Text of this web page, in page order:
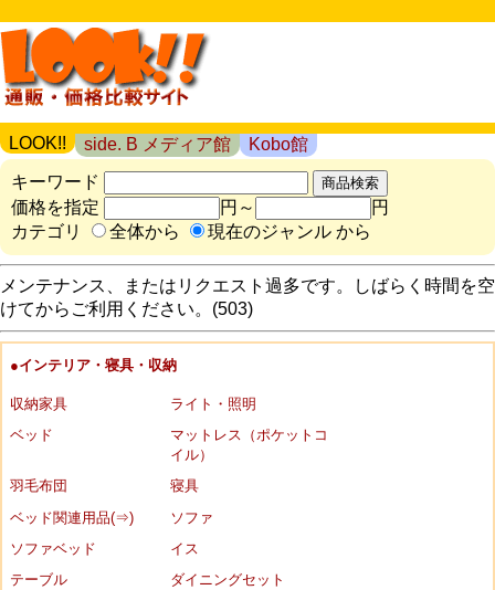
LOOK!! side. B メディア館
Kobo館
キーワード
価格を指定
円～
円
カテゴリ
全体から 現在のジャンル から
メンテナンス、またはリクエスト過多です。しばらく時間を空
けてからご利用ください。(503)
●インテリア・寝具・収納
収納家具
ライト・照明
ベッド
マットレス（ポケットコ
イル）
羽毛布団
寝具
ベッド関連用品(⇒)
ソファ
ソファベッド
イス
テーブル
ダイニングセット